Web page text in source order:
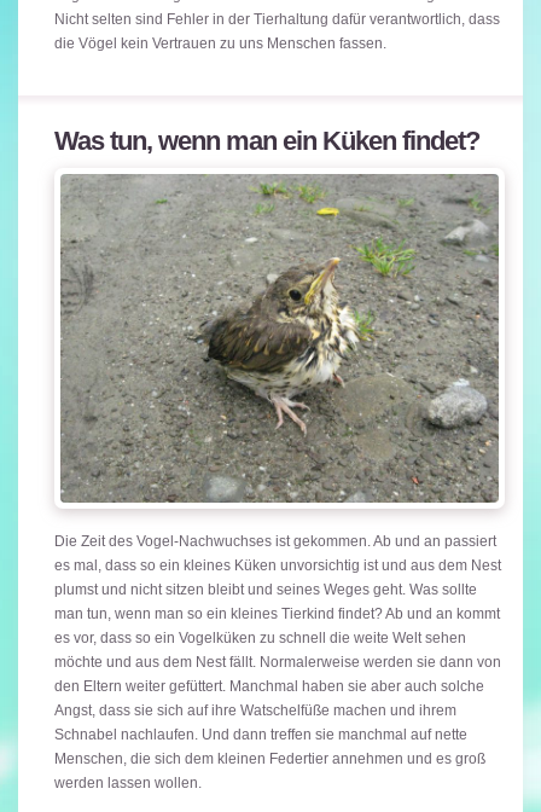
Nicht selten sind Fehler in der Tierhaltung dafür verantwortlich, dass
die Vögel kein Vertrauen zu uns Menschen fassen.
Was tun, wenn man ein Küken findet?
Die Zeit des Vogel-Nachwuchses ist gekommen. Ab und an passiert
es mal, dass so ein kleines Küken unvorsichtig ist und aus dem Nest
plumst und nicht sitzen bleibt und seines Weges geht. Was sollte
man tun, wenn man so ein kleines Tierkind findet? Ab und an kommt
es vor, dass so ein Vogelküken zu schnell die weite Welt sehen
möchte und aus dem Nest fällt. Normalerweise werden sie dann von
den Eltern weiter gefüttert. Manchmal haben sie aber auch solche
Angst, dass sie sich auf ihre Watschelfüße machen und ihrem
Schnabel nachlaufen. Und dann treffen sie manchmal auf nette
Menschen, die sich dem kleinen Federtier annehmen und es groß
werden lassen wollen.